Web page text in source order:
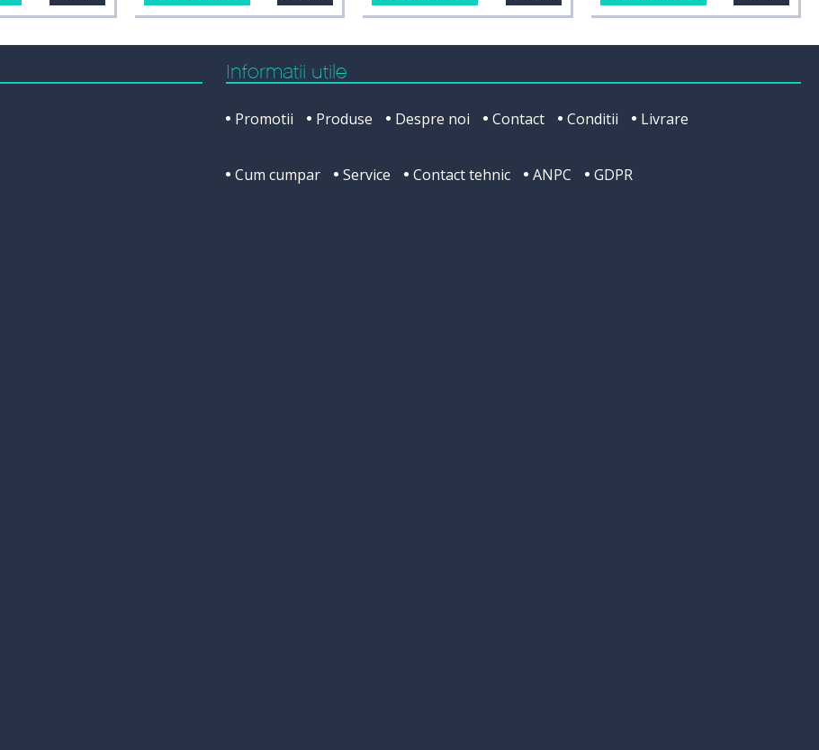
Informatii utile
Promotii Produse Despre noi Contact Conditii Livrare
Cum cumpar Service Contact tehnic ANPC GDPR